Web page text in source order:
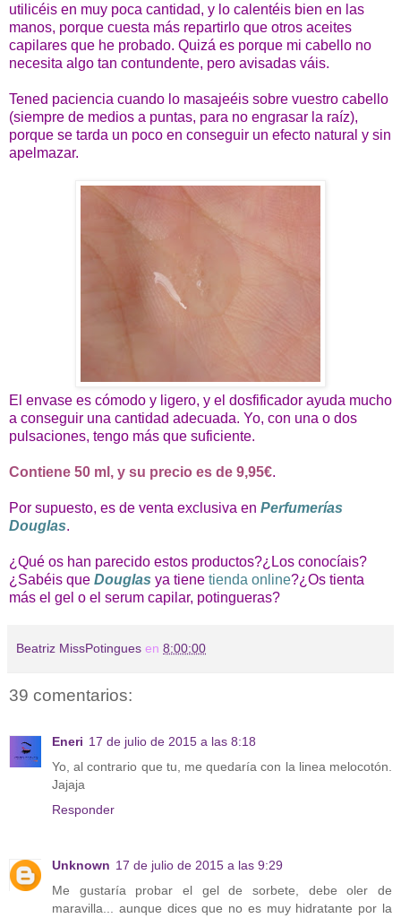
utilicéis en muy poca cantidad, y lo calentéis bien en las
manos, porque cuesta más repartirlo que otros aceites
capilares que he probado. Quizá es porque mi cabello no
necesita algo tan contundente, pero avisadas váis.
Tened paciencia cuando lo masajeéis sobre vuestro cabello
(siempre de medios a puntas, para no engrasar la raíz),
porque se tarda un poco en conseguir un efecto natural y sin
apelmazar.
El envase es cómodo y ligero, y el dosfificador ayuda mucho
a conseguir una cantidad adecuada. Yo, con una o dos
pulsaciones, tengo más que suficiente.
Contiene 50 ml, y su precio es de 9,95€.
Por supuesto, es de venta exclusiva en Perfumerías
Douglas.
¿Qué os han parecido estos productos?¿Los conocíais?
¿Sabéis que Douglas ya tiene tienda online?¿Os tienta
más el gel o el serum capilar, potingueras?
Beatriz MissPotingues en 8:00:00
39 comentarios:
Eneri 17 de julio de 2015 a las 8:18
Yo, al contrario que tu, me quedaría con la linea melocotón.
Jajaja
Responder
Unknown 17 de julio de 2015 a las 9:29
Me gustaría probar el gel de sorbete, debe oler de
maravilla... aunque dices que no es muy hidratante por la